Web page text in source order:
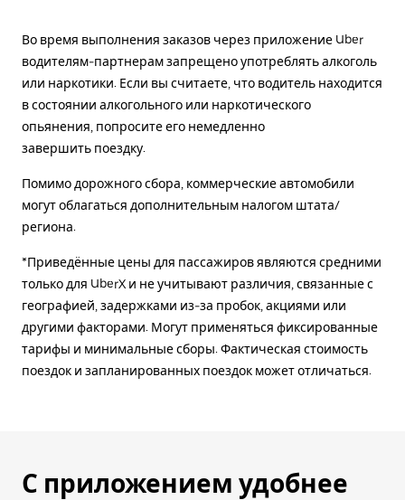
Во время выполнения заказов через приложение Uber
водителям-партнерам запрещено употреблять алкоголь
или наркотики. Если вы считаете, что водитель находится
в состоянии алкогольного или наркотического
опьянения, попросите его немедленно
завершить поездку.
Помимо дорожного сбора, коммерческие автомобили
могут облагаться дополнительным налогом штата/
региона.
*Приведённые цены для пассажиров являются средними
только для UberX и не учитывают различия, связанные с
географией, задержками из-за пробок, акциями или
другими факторами. Могут применяться фиксированные
тарифы и минимальные сборы. Фактическая стоимость
поездок и запланированных поездок может отличаться.
С приложением удобнее